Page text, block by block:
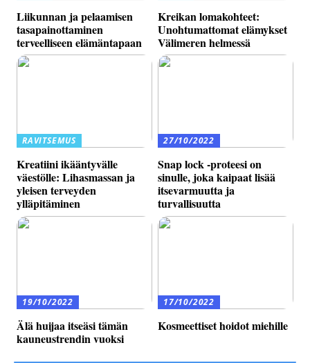
Liikunnan ja pelaamisen
tasapainottaminen
terveelliseen elämäntapaan
Kreikan lomakohteet:
Unohtumattomat elämykset
Välimeren helmessä
RAVITSEMUS
Kreatiini ikääntyvälle
väestölle: Lihasmassan ja
yleisen terveyden
ylläpitäminen
27/10/2022
Snap lock -proteesi on
sinulle, joka kaipaat lisää
itsevarmuutta ja
turvallisuutta
19/10/2022
Älä huijaa itseäsi tämän
kauneustrendin vuoksi
17/10/2022
Kosmeettiset hoidot miehille